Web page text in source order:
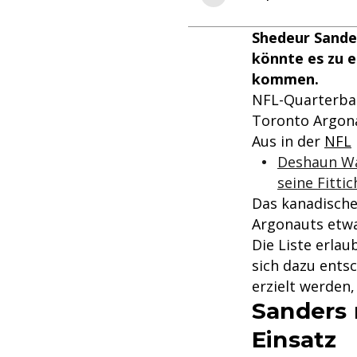
Shedeur
könnte es zu
kommen.
NFL-
Toronto
Aus in der NFL
Deshaun
seine
Das
Argonauts
Die Liste
sich dazu
erzielt
Sanders
Einsatz